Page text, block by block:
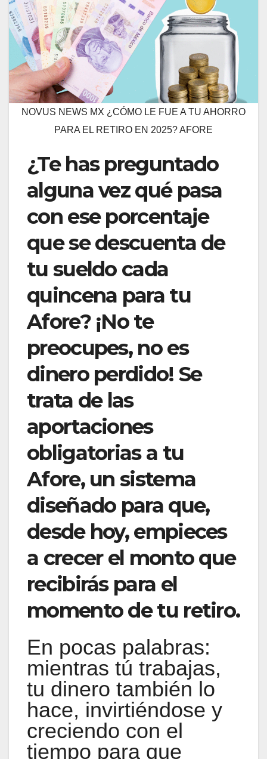
NOVUS NEWS MX ¿CÓMO LE FUE A TU AHORRO
PARA EL RETIRO EN 2025? AFORE
¿Te has preguntado
alguna vez qué pasa
con ese porcentaje
que se descuenta de
tu sueldo cada
quincena para tu
Afore? ¡No te
preocupes, no es
dinero perdido! Se
trata de las
aportaciones
obligatorias a tu
Afore, un sistema
diseñado para que,
desde hoy, empieces
a crecer el monto que
recibirás para el
momento de tu retiro.
En pocas palabras:
mientras tú trabajas,
tu dinero también lo
hace, invirtiéndose y
creciendo con el
tiempo para que